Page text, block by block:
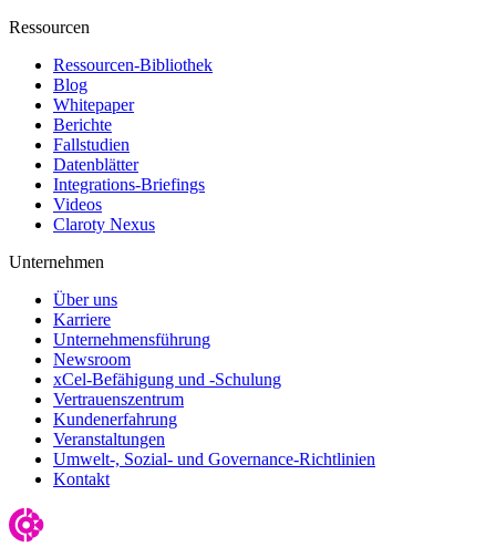
Ressourcen
Ressourcen-Bibliothek
Blog
Whitepaper
Berichte
Fallstudien
Datenblätter
Integrations-Briefings
Videos
Claroty Nexus
Unternehmen
Über uns
Karriere
Unternehmensführung
Newsroom
xCel-Befähigung und -Schulung
Vertrauenszentrum
Kundenerfahrung
Veranstaltungen
Umwelt-, Sozial- und Governance-Richtlinien
Kontakt